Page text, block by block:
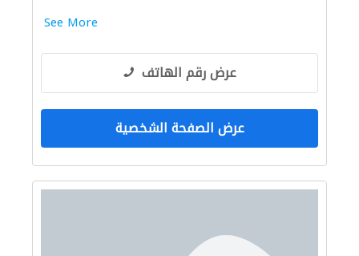
See More
عرض رقم الهاتف
عرض الصفحة الشخصية